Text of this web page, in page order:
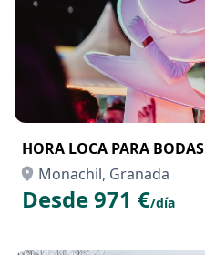
HORA LOCA PARA BODAS
Monachil, Granada
Desde 971 €/día